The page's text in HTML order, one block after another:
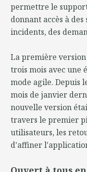
permettre le
donnant accès à
incidents, des
La première
trois mois avec une
mode agile. Depuis
mois de janvier
nouvelle version
travers le premier
utilisateurs, les
d'affiner